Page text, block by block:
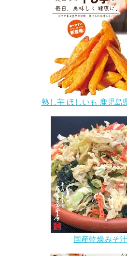
熟し芋 ほしいも 鹿児島
国産乾燥みそ